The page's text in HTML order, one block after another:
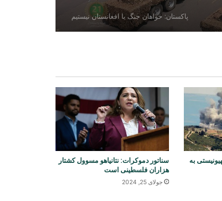
پاکستان: خواهان جنگ با افغانستان نیستیم
گفت‌وگوی مقام‌های افغانستان و ایران
درباره گسترش همکاری‌های اقتصادی و
تجارتی
افغانستان و آذربایجان درباره همکاری‌های
محیط زیستی گفت‌وگو کردند
ترامپ بار دیگر ایران را به حمله تهدید
به
سناتور دموکرات: نتانیاهو مسوول کشتار
هزاران فلسطینی است
جولای 25, 2024